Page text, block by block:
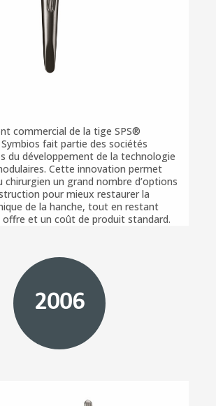
commercial de la tige SPS®
fait partie des sociétés
du développement de la technologie
Cette innovation permet
chirurgien un grand nombre d’options
pour mieux restaurer la
de la hanche, tout en restant
offre et un coût de produit standard.
2006